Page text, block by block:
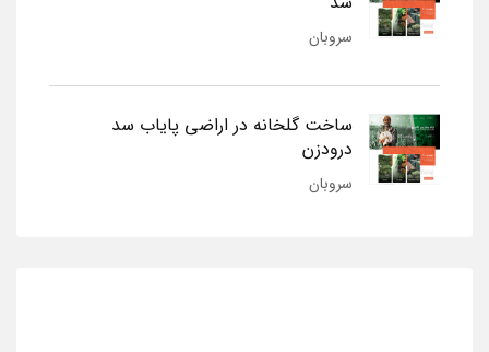
سروبان
ساخت گلخانه در اراضی پایاب سد
درودزن
سروبان